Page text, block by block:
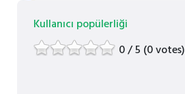
Kullanıcı popülerliği
0 / 5 (0 votes)